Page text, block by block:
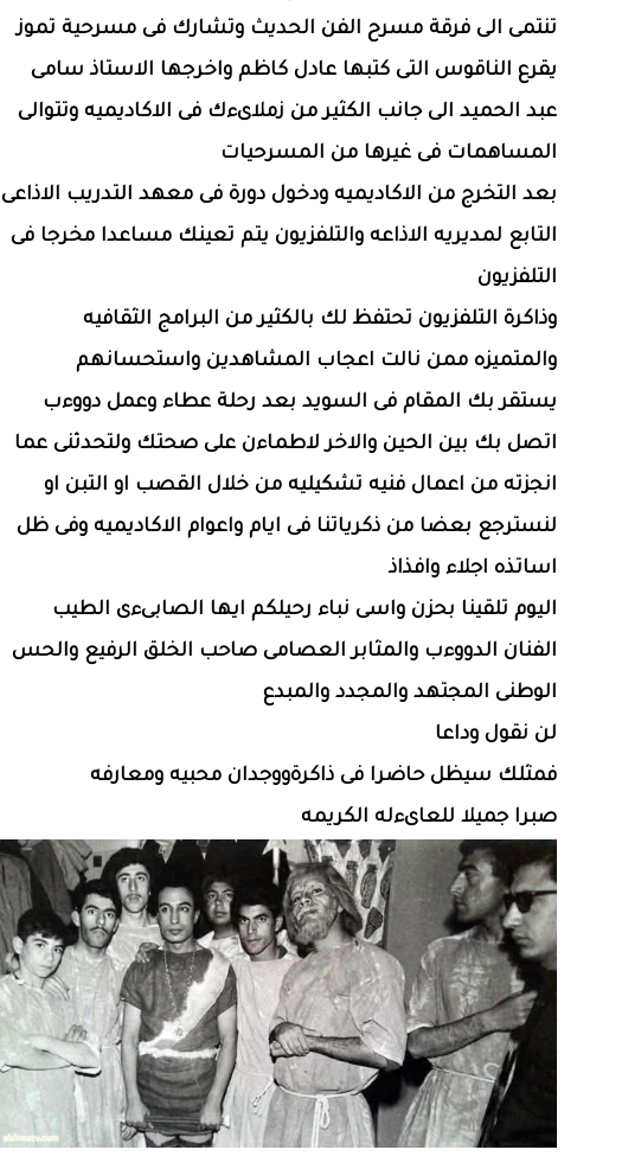
تنتمى الى فرقة مسرح الفن الحديث وتشارك فى مسرحية تموز
يقرع الناقوس التى كتبها عادل كاظم واخرجها الاستاذ سامى
عبد الحميد الى جانب الكثير من زملاىءك فى الاكاديميه وتتوالى
المساهمات فى غيرها من المسرحيات
بعد التخرج من الاكاديميه ودخول دورة فى معهد التدريب الاذاعى
التابع لمديريه الاذاعه والتلفزيون يتم تعينك مساعدا مخرجا فى
التلفزيون
وذاكرة التلفزيون تحتفظ لك بالكثير من البرامج الثقافيه
والمتميزه ممن نالت اعجاب المشاهدين واستحسانهم
يستقر بك المقام فى السويد بعد رحلة عطاء وعمل دووءب
اتصل بك بين الحين والاخر لاطماءن على صحتك ولتحدثنى عما
انجزته من اعمال فنيه تشكيليه من خلال القصب او التبن او
لنسترجع بعضا من ذكرياتنا فى ايام واعوام الاكاديميه وفى ظل
اساتذه اجلاء وافذاذ
اليوم تلقينا بحزن واسى نباء رحيلكم ايها الصابىءى الطيب
الفنان الدووءب والمثابر العصامى صاحب الخلق الرفيع والحس
الوطنى المجتهد والمجدد والمبدع
لن نقول وداعا
فمثلك سيظل حاضرا فى ذاكرةووجدان محبيه ومعارفه
صبرا جميلا للعاىءله الكريمه